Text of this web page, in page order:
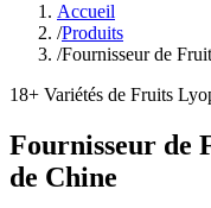
Accueil
/Produits
/Fournisseur de
18+ Variétés de Fruits
Fournisseur de
de Chine